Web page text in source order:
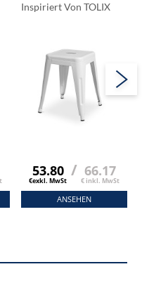
Inspiriert Von TOLIX
53.80
€exkl. MwSt
/ 66.17
€ inkl. MwSt
ANSEHEN